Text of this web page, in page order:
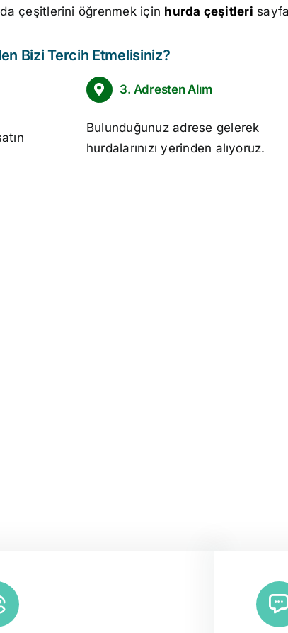
çeşitlerini öğrenmek için hurda çeşitleri
Bizi Tercih Etmelisiniz?
3. Adresten Alım
Bulunduğunuz adrese gelerek
hurdalarınızı yerinden alıyoruz.